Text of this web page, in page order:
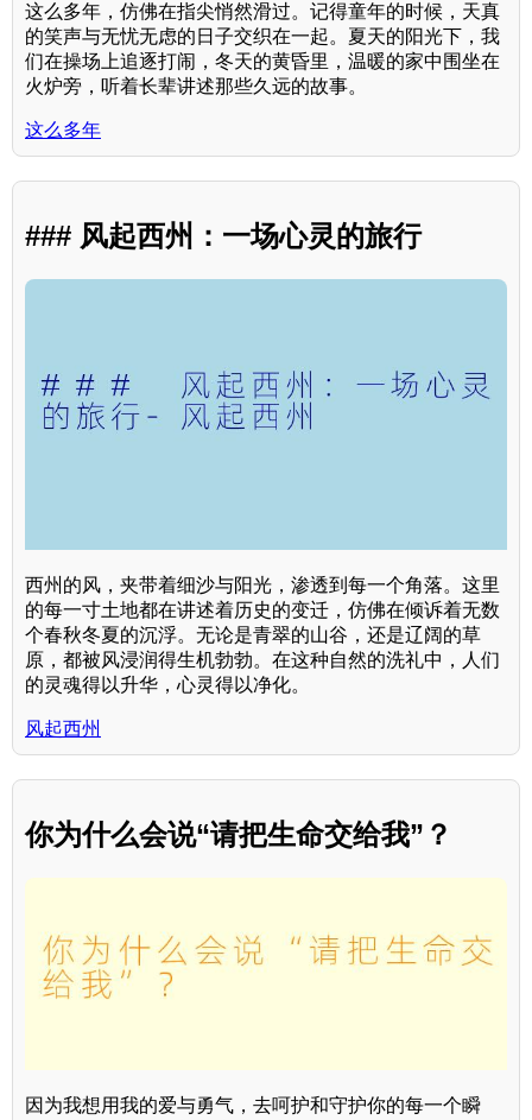
这么多年，仿佛在指尖悄然滑过。记得童年的时候，天真
的笑声与无忧无虑的日子交织在一起。夏天的阳光下，我
们在操场上追逐打闹，冬天的黄昏里，温暖的家中围坐在
火炉旁，听着长辈讲述那些久远的故事。
这么多年
### 风起西州：一场心灵的旅行
西州的风，夹带着细沙与阳光，渗透到每一个角落。这里
的每一寸土地都在讲述着历史的变迁，仿佛在倾诉着无数
个春秋冬夏的沉浮。无论是青翠的山谷，还是辽阔的草
原，都被风浸润得生机勃勃。在这种自然的洗礼中，人们
的灵魂得以升华，心灵得以净化。
风起西州
你为什么会说“请把生命交给我”？
因为我想用我的爱与勇气，去呵护和守护你的每一个瞬